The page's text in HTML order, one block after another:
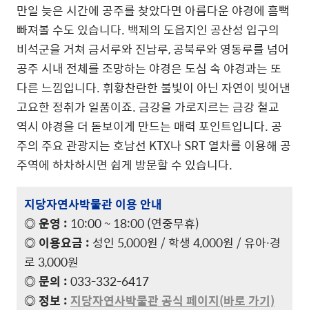
만일 늦은 시간에 공주를 찾았다면 아름다운 야경에 흠뻑
빠져볼 수도 있습니다. 백제의 도읍지인 공산성 입구의
비석군을 거쳐 금서루와 진남루, 공북루와 영동루를 넘어
공주 시내 전체를 조망하는 야경은 도심 속 야경과는 또
다른 느낌입니다. 휘황찬란한 불빛이 아닌 자연이 빚어낸
고요한 정취가 일품이죠. 금강을 가로지르는 금강 철교
역시 야경을 더 돋보이게 만드는 매력 포인트입니다. 공
주의 주요 관광지는 호남선 KTX나 SRT 열차를 이용해 공
주역에 하차하시면 쉽게 방문할 수 있습니다.
지당자연사박물관 이용 안내
◎ 운영 : 10:00 ~ 18:00 (연중무휴)
◎ 이용요금 : 성인 5,000원 / 학생 4,000원 / 유아∙경
로 3,000원
◎ 문의 :033-332-6417
◎ 정보 : 지당자연사박물관 공식 페이지(바로 가기)